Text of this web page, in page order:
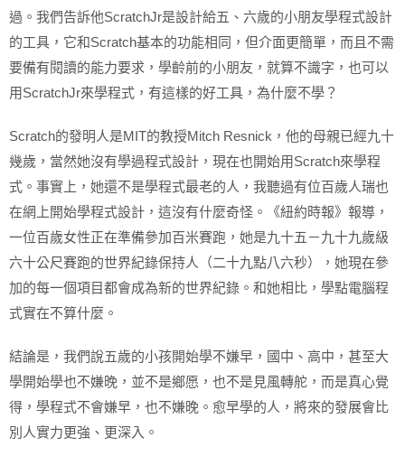
過。我們告訴他ScratchJr是設計給五、六歲的小朋友學程式設計
的工具，它和Scratch基本的功能相同，但介面更簡單，而且不需
要備有閱讀的能力要求，學齡前的小朋友，就算不識字，也可以
用ScratchJr來學程式，有這樣的好工具，為什麼不學？
Scratch的發明人是MIT的教授Mitch Resnick，他的母親已經九十
幾歲，當然她沒有學過程式設計，現在也開始用Scratch來學程
式。事實上，她還不是學程式最老的人，我聽過有位百歲人瑞也
在網上開始學程式設計，這沒有什麼奇怪。《紐約時報》報導，
一位百歲女性正在準備參加百米賽跑，她是九十五－九十九歲級
六十公尺賽跑的世界紀錄保持人（二十九點八六秒），她現在參
加的每一個項目都會成為新的世界紀錄。和她相比，學點電腦程
式實在不算什麼。
結論是，我們說五歲的小孩開始學不嫌早，國中、高中，甚至大
學開始學也不嫌晚，並不是鄉愿，也不是見風轉舵，而是真心覺
得，學程式不會嫌早，也不嫌晚。愈早學的人，將來的發展會比
別人實力更強、更深入。